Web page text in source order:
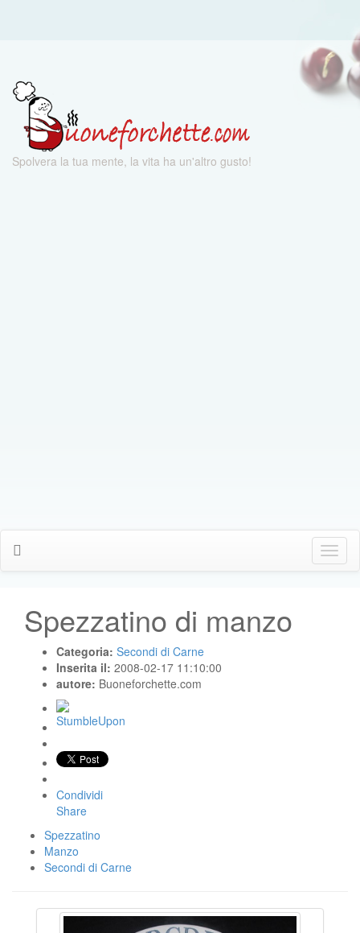
Spolvera la tua mente, la vita ha un'altro gusto!
Click
Me
Spezzatino di manzo
Categoria: Secondi di Carne
Inserita il: 2008-02-17 11:10:00
autore: Buoneforchette.com
Condividi
Share
Spezzatino
Manzo
Secondi di Carne